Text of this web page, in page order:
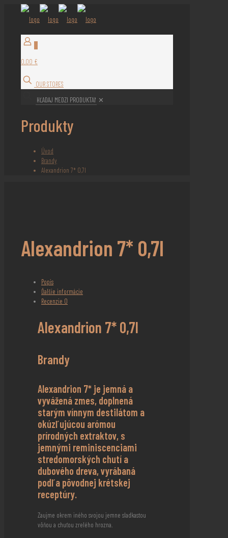
0,00 €
OUR STORES
✕
Produkty
Úvod
Brandy
Alexandrion 7* 0,7l
Alexandrion 7* 0,7l
Popis
Ďalšie informácie
Recenzie 0
Alexandrion 7* 0,7l
Brandy
Alexandrion 7* je jemná a
vyvážená zmes, doplnená
starým vínnym destilátom a
okúzľujúcou arómou
prírodných extraktov, s
jemnými reminiscenciami
stredomorských chutí a
dubového dreva, vyrábaná
podľa pôvodnej krétskej
receptúry.
Zaujme okrem iného svojou jemne sladkastou
vôňou a chuťou zrelého hrozna.